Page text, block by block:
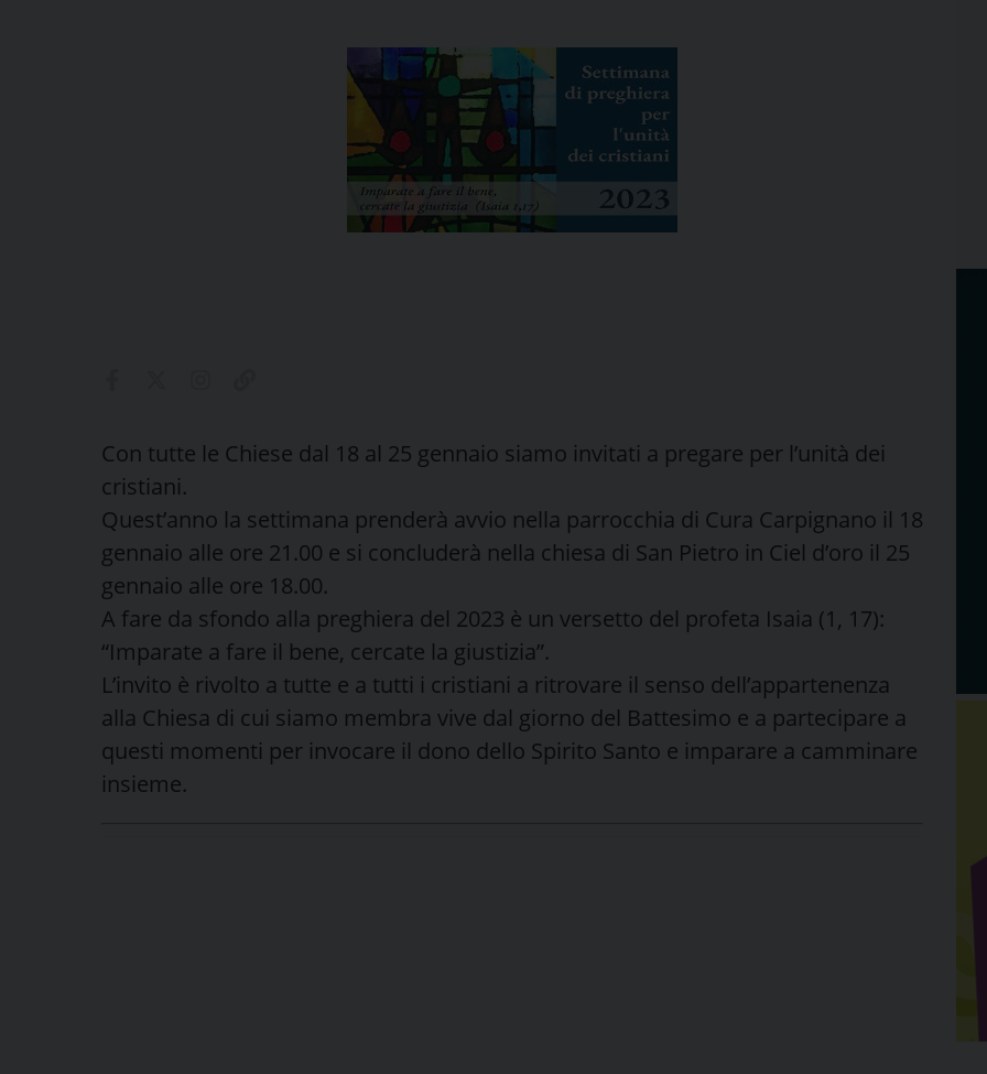
Con tutte le Chiese dal 18 al 25 gennaio siamo invitati a pregare per l’unità dei
cristiani.
Quest’anno la settimana prenderà avvio nella parrocchia di Cura Carpignano il 18
gennaio alle ore 21.00 e si concluderà nella chiesa di San Pietro in Ciel d’oro il 25
gennaio alle ore 18.00.
A fare da sfondo alla preghiera del 2023 è un versetto del profeta Isaia (1, 17):
“Imparate a fare il bene, cercate la giustizia”.
L’invito è rivolto a tutte e a tutti i cristiani a ritrovare il senso dell’appartenenza
alla Chiesa di cui siamo membra vive dal giorno del Battesimo e a partecipare a
questi momenti per invocare il dono dello Spirito Santo e imparare a camminare
insieme.